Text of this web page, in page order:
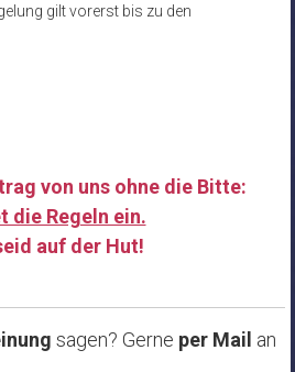
gilt vorerst bis zu den
von uns ohne die Bitte:
die Regeln ein.
auf der Hut!
sagen? Gerne per Mail an